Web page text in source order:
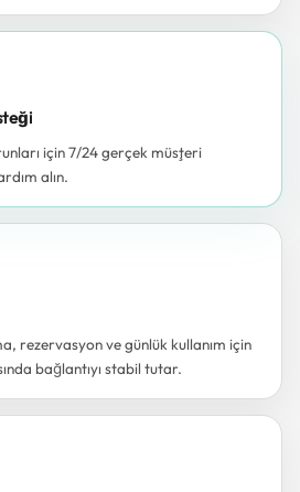
için 7/24 gerçek müşteri
alın.
rezervasyon ve günlük kullanım için
bağlantıyı stabil tutar.